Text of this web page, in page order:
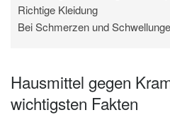
Richtige Kleidung
Bei Schmerzen und
Hausmittel gegen
wichtigsten Fakten